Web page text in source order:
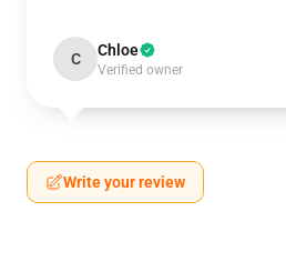
C Chloe
Verified owner
Write your review